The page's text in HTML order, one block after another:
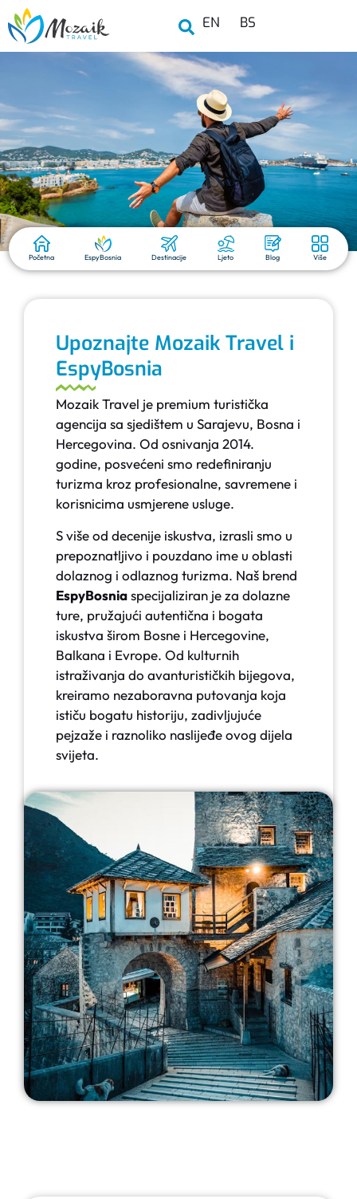
EN BS
Početna EspyBosnia Destinacije Ljeto Blog Više
Upoznajte Mozaik Travel i
EspyBosnia
Mozaik Travel je premium turistička
agencija sa sjedištem u Sarajevu, Bosna i
Hercegovina. Od osnivanja 2014.
godine, posvećeni smo redefiniranju
turizma kroz profesionalne, savremene i
korisnicima usmjerene usluge.
S više od decenije iskustva, izrasli smo u
prepoznatljivo i pouzdano ime u oblasti
dolaznog i odlaznog turizma. Naš brend
EspyBosniaspecijaliziran je za dolazne
ture, pružajući autentična i bogata
iskustva širom Bosne i Hercegovine,
Balkana i Evrope. Od kulturnih
istraživanja do avanturističkih bijegova,
kreiramo nezaboravna putovanja koja
ističu bogatu historiju, zadivljujuće
pejzaže i raznoliko naslijeđe ovog dijela
svijeta.